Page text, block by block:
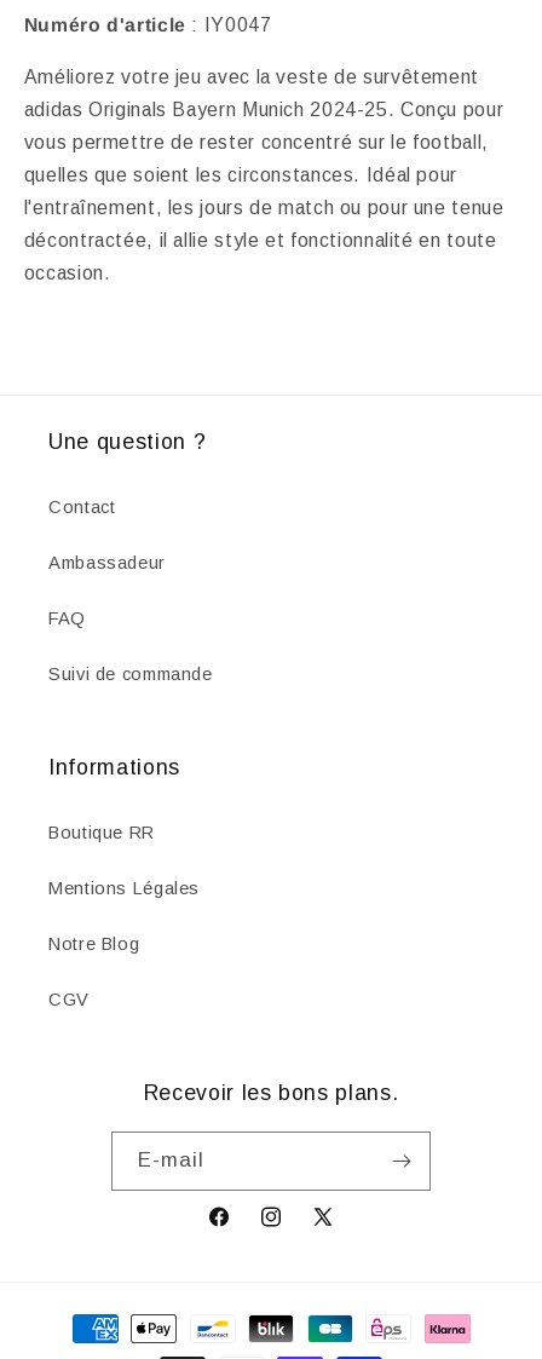
Originals
Munich
2024-
25
Originals
Munich
2024-
25
Numéro d'article : IY0047
Améliorez votre jeu avec la veste de survêtement
adidas Originals Bayern Munich 2024-25. Conçu pour
vous permettre de rester concentré sur le football,
quelles que soient les circonstances. Idéal pour
l'entraînement, les jours de match ou pour une tenue
décontractée, il allie style et fonctionnalité en toute
occasion.
Une question ?
Contact
Ambassadeur
FAQ
Suivi de commande
Informations
Boutique RR
Mentions Légales
Notre Blog
CGV
Recevoir les bons plans.
E-mail
FacebookInstagram
X
Moyens